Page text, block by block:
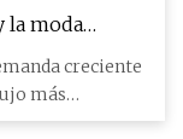
la moda
creciente
más